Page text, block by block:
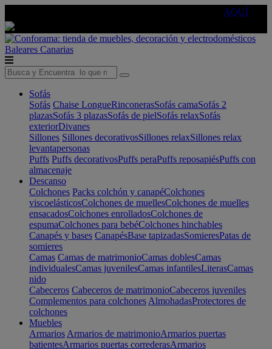
AQUÍ
Baleares Canarias
Sofás
Sofás Chaise LongueRinconerasSofás camaSofás 2
plazasSofás 3 plazasSofás de pielSofás relaxSofás
exteriorDivanes
Sillones Sillones decorativosSillones relaxSillones relax
levantapersonas
Puffs Puffs decorativosPuffs peraPuffs reposapiésPuffs con
almacenaje
Descanso
Colchones Packs colchón y canapéColchones
viscoelásticosColchones de muellesColchones de muelles
ensacadosColchones enrolladosColchones de
espumaColchones para bebéColchones hinchables
Canapés y bases CanapésBase tapizadasSomieresPatas de
somieres
Camas Camas de matrimonioCamas doblesCamas
individualesCamas juvenilesCamas infantilesLiterasCamas
nido
Cabeceros Cabeceros de matrimonioCabeceros juveniles
Complementos para colchones AlmohadasProtectores de
colchones
Muebles
Armarios Armarios de matrimonioArmarios puertas
batientesArmarios puertas correderasArmarios